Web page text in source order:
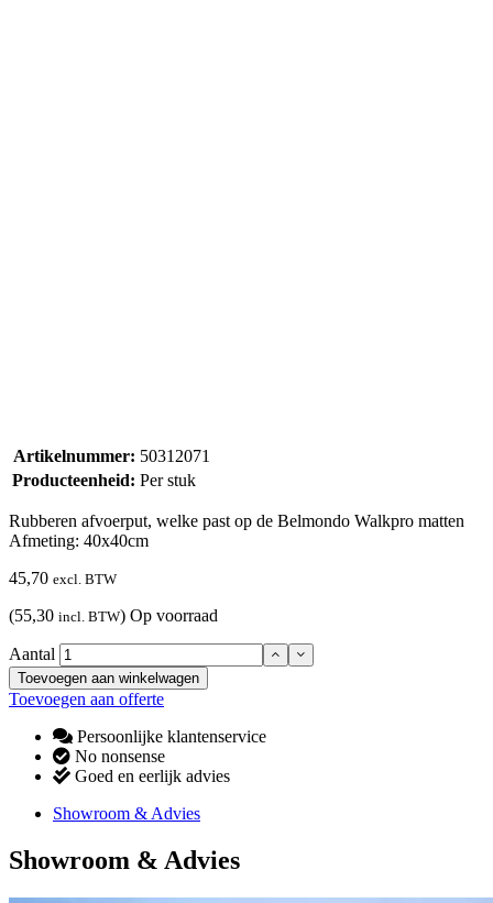
Artikelnummer: 50312071
Producteenheid: Per stuk
Rubberen afvoerput, welke past op de Belmondo Walkpro matten
Afmeting: 40x40cm
45,70 excl. BTW
(55,30 incl. BTW) Op voorraad
Aantal
Toevoegen aan winkelwagen
Toevoegen aan offerte
Persoonlijke klantenservice
No nonsense
Goed en eerlijk advies
Showroom & Advies
Showroom & Advies